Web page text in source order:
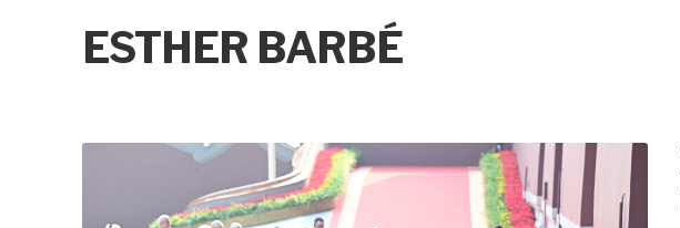
ESTHER BARBÉ